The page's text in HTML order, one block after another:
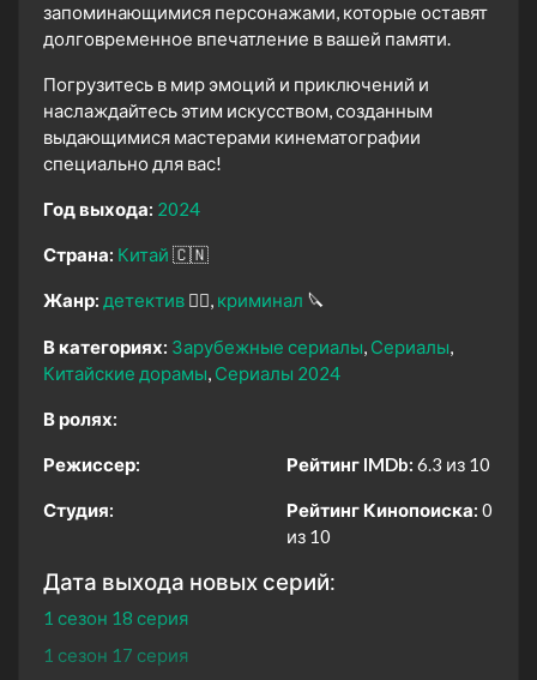
запоминающимися персонажами, которые оставят
долговременное впечатление в вашей памяти.
Погрузитесь в мир эмоций и приключений и
наслаждайтесь этим искусством, созданным
выдающимися мастерами кинематографии
специально для вас!
Год выхода: 2024
Страна: Китай 🇨🇳
Жанр: детектив 🕵️‍♂️ криминал 🔪
В категориях: Зарубежные сериалы Сериалы
Китайские дорамы Сериалы 2024
В ролях:
Режиссер:
Студия:
Рейтинг IMDb: 6.3 из 10
Рейтинг Кинопоиска: 0
из 10
Дата выхода новых серий:
1 сезон 18 серия
1 сезон 17 серия